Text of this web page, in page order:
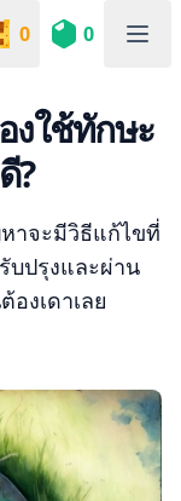
0 0
งใช้ทักษะ
?
าจะมีวิธีแก้ไขที่
บปรุงและผ่าน
งเดาเลย